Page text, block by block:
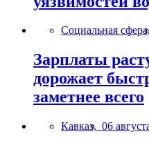
Социальная
Зарплаты
дорожает
заметнее всего
Кавказ, 06